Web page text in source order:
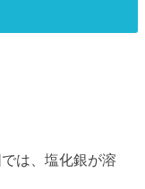
は、塩化銀が溶